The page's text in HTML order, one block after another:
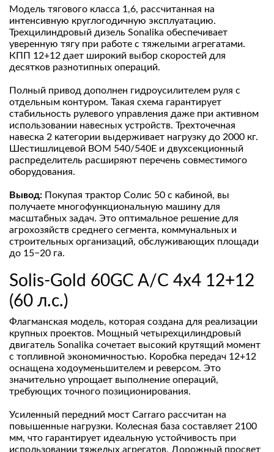
Модель тягового класса 1,6, рассчитанная на
интенсивную круглогодичную эксплуатацию.
Трехцилиндровый дизель Sonalika обеспечивает
уверенную тягу при работе с тяжелыми агрегатами.
КПП 12+12 дает широкий выбор скоростей для
десятков разнотипных операций.
Полный привод дополнен гидроусилителем руля с
отдельным контуром. Такая схема гарантирует
стабильность рулевого управления даже при активном
использовании навесных устройств. Трехточечная
навеска 2 категории выдерживает нагрузку до 2000 кг.
Шестишлицевой ВОМ 540/540Е и двухсекционный
распределитель расширяют перечень совместимого
оборудования.
Вывод: Покупая трактор Солис 50 с кабиной, вы
получаете многофункциональную машину для
масштабных задач. Это оптимальное решение для
агрохозяйств среднего сегмента, коммунальных и
строительных организаций, обслуживающих площади
до 15−20 га.
Solis-Gold 60GC A/C 4x4 12+12
(60 л.с.)
Флагманская модель, которая создана для реализации
крупных проектов. Мощный четырехцилиндровый
двигатель Sonalika сочетает высокий крутящий момент
с топливной экономичностью. Коробка передач 12+12
оснащена ходоуменьшителем и реверсом. Это
значительно упрощает выполнение операций,
требующих точного позиционирования.
Усиленный передний мост Carraro рассчитан на
повышенные нагрузки. Колесная база составляет 2100
мм, что гарантирует идеальную устойчивость при
использовании тяжелых агрегатов. Дорожный просвет